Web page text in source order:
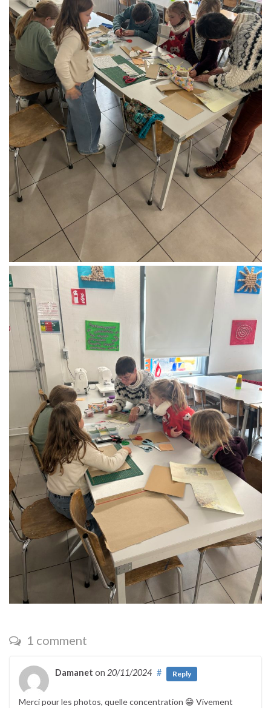
1 comment
Damanet on 20/11/2024 # Reply
Merci pour les photos, quelle concentration 😁 Vivement